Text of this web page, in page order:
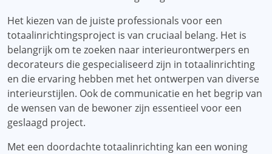
Het kiezen van de juiste professionals voor een
totaalinrichtingsproject is van cruciaal belang. Het is
belangrijk om te zoeken naar interieurontwerpers en
decorateurs die gespecialiseerd zijn in totaalinrichting
en die ervaring hebben met het ontwerpen van diverse
interieurstijlen. Ook de communicatie en het begrip van
de wensen van de bewoner zijn essentieel voor een
geslaagd project.
Met een doordachte totaalinrichting kan een woning